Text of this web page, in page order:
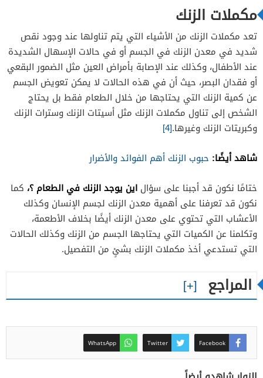
مكملات الزنك
تعد مكملات الزنك من الأشياء التي يتم تناولها عند وجود نقص
شديد في معدن الزنك في الجسم أو في حالات الإسهال الشديدة
عند الأطفال، وكذلك عند الإصابة بأمراض العين مثل الضمور البقعي
أو فقدان البصر، حيث أن في هذه الحالات لا يمكن تعويض الجسم
عن كمية الزنك التي يحتاجها من خلال الطعام فقط بل يحتاج
الشخص إلى تناول مكملات الزنك مثل أسيتات الزنك وسترات الزنك
وكبريتات الزنك وغيرها.[4]
شاهد أيضًا: حبوب الزنك أهم الفوائد والأضرار
ختامًا نكون قد أجبنا على سؤال اين يوجد الزنك في الطعام ؟، كما
نكون قد تعرفنا على أهمية معدن الزنك لجسم الإنسان وكذلك
الأعشاب التي تحتوي على معدن الزنك أيضًا بخلاف الأطعمة،
وتكلمنا عن الكميات التي يحتاجها الجسم من الزنك وكذلك الحالات
التي تستدعي أخذ مكملات الزنك بشئٍ من التفصيل.
المراجع
Facebook
Twitter
WhatsApp